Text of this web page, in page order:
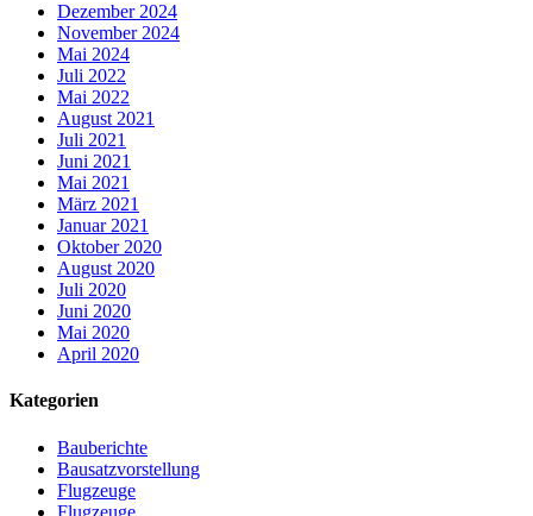
Dezember 2024
November 2024
Mai 2024
Juli 2022
Mai 2022
August 2021
Juli 2021
Juni 2021
Mai 2021
März 2021
Januar 2021
Oktober 2020
August 2020
Juli 2020
Juni 2020
Mai 2020
April 2020
Kategorien
Bauberichte
Bausatzvorstellung
Flugzeuge
Flugzeuge